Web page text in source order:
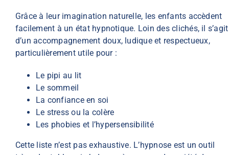
Grâce à leur imagination naturelle, les enfants accèdent
facilement à un état hypnotique. Loin des clichés, il s’agit
d’un accompagnement doux, ludique et respectueux,
particulièrement utile pour :
Le pipi au lit
Le sommeil
La confiance en soi
Le stress ou la colère
Les phobies et l’hypersensibilité
Cette liste n’est pas exhaustive. L’hypnose est un outil